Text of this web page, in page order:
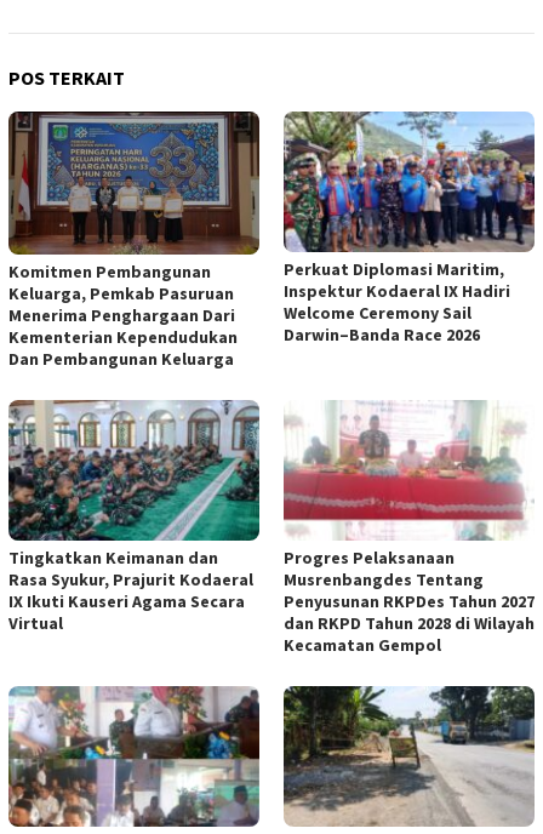
POS TERKAIT
Komitmen Pembangunan
Keluarga, Pemkab Pasuruan
Menerima Penghargaan Dari
Kementerian Kependudukan
Dan Pembangunan Keluarga
Perkuat Diplomasi Maritim,
Inspektur Kodaeral IX Hadiri
Welcome Ceremony Sail
Darwin–Banda Race 2026
Tingkatkan Keimanan dan
Rasa Syukur, Prajurit Kodaeral
IX Ikuti Kauseri Agama Secara
Virtual
Progres Pelaksanaan
Musrenbangdes Tentang
Penyusunan RKPDes Tahun 2027
dan RKPD Tahun 2028 di Wilayah
Kecamatan Gempol